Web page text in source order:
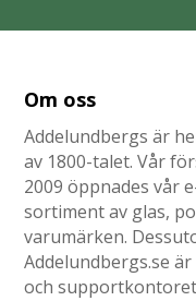
Om oss
Addelundbergs är
av 1800-talet. Vår
2009 öppnades vår
sortiment av glas,
varumärken.
Addelundbergs.se
och